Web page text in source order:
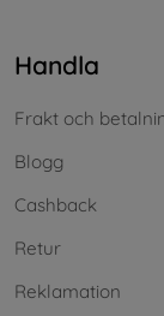
Handla
Frakt och
Blogg
Cashback
Retur
Reklamation